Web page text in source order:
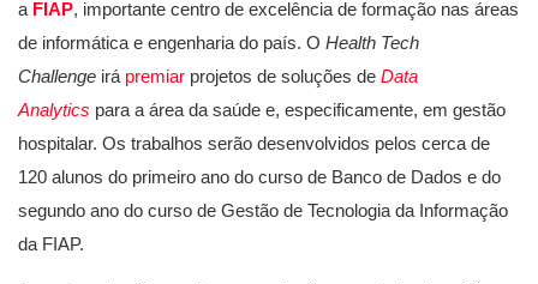
a FIAP, importante centro de excelência de formação nas áreas
de informática e engenharia do país. O Health Tech
Challenge irá premiar projetos de soluções de Data
Analytics para a área da saúde e, especificamente, em gestão
hospitalar. Os trabalhos serão desenvolvidos pelos cerca de
120 alunos do primeiro ano do curso de Banco de Dados e do
segundo ano do curso de Gestão de Tecnologia da Informação
da FIAP.